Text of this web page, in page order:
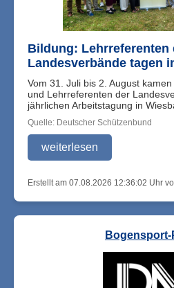
Bildung: Lehrreferenten
Landesverbände tagen
Vom 31. Juli bis 2. August
und Lehrreferenten der
jährlichen Arbeitstagung in
Quelle: Deutscher Schützenbund
weiterlesen
Erstellt am 07.08.2026 12:36:02 Uhr
Bogensport-